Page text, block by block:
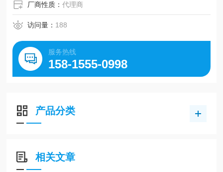
厂商性质：代理商
访问量： 188
服务热线
158-1555-0998
产品分类
相关文章